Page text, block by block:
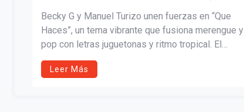
HACES”
Becky G y Manuel Turizo unen fuerzas en “Que
Haces”, un tema vibrante que fusiona merengue y
pop con letras juguetonas y ritmo tropical. El
sencillo celebra el amor en todas sus formas y
marca el regreso de Becky al pop, consolidando
Leer Más